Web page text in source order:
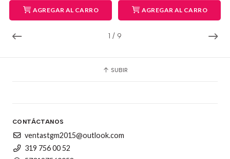
1 / 9
AGREGAR AL CARRO AGREGAR AL CARRO
SUBIR
CONTÁCTANOS
ventastgm2015@outlook.com
319 756 00 52